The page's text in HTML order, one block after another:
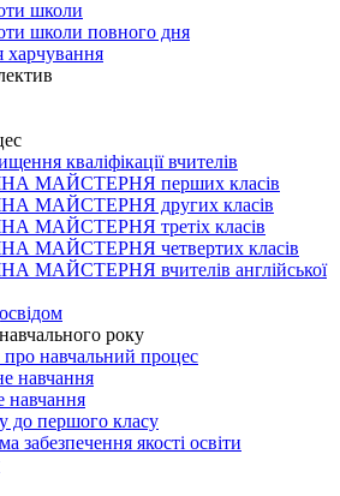
школи
школи повного дня
харчування
кваліфікації вчителів
МАЙСТЕРНЯ перших класів
МАЙСТЕРНЯ других класів
МАЙСТЕРНЯ третіх класів
МАЙСТЕРНЯ четвертих класів
МАЙСТЕРНЯ вчителів англійської
року
навчальний процес
навчання
навчання
до першого класу
забезпечення якості освіти